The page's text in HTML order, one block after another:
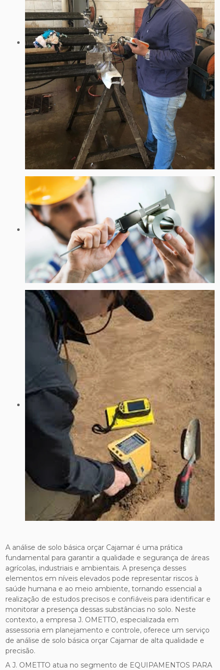
A análise de solo básica orçar Cajamar é uma prática
fundamental para garantir a qualidade e segurança de áreas
agrícolas, industriais e ambientais. A presença desses
elementos em níveis elevados pode representar riscos à
saúde humana e ao meio ambiente, tornando essencial a
realização de estudos precisos e confiáveis para identificar e
monitorar a presença dessas substâncias no solo. Neste
contexto, a empresa J. OMETTO, especializada em
assessoria em planejamento e controle, oferece um serviço
de análise de solo básica orçar Cajamar de alta qualidade e
precisão.
A J. OMETTO atua no segmento de EQUIPAMENTOS PARA